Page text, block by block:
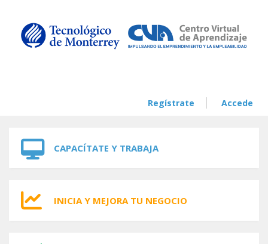
Regístrate Accede
CAPACÍTATE Y TRABAJA
INICIA Y MEJORA TU NEGOCIO